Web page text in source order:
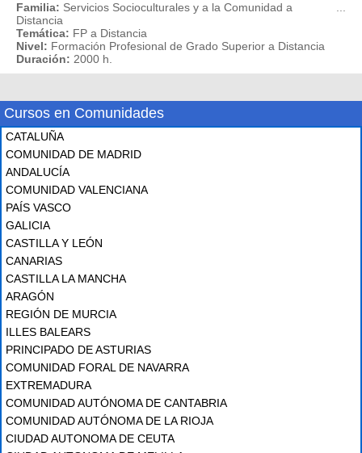
Familia: Servicios Socioculturales y a la Comunidad a
Distancia
Temática: FP a Distancia
Nivel: Formación Profesional de Grado Superior a Distancia
Duración: 2000 h.
Cursos en Comunidades
CATALUÑA
COMUNIDAD DE MADRID
ANDALUCÍA
COMUNIDAD VALENCIANA
PAÍS VASCO
GALICIA
CASTILLA Y LEÓN
CANARIAS
CASTILLA LA MANCHA
ARAGÓN
REGIÓN DE MURCIA
ILLES BALEARS
PRINCIPADO DE ASTURIAS
COMUNIDAD FORAL DE NAVARRA
EXTREMADURA
COMUNIDAD AUTÓNOMA DE CANTABRIA
COMUNIDAD AUTÓNOMA DE LA RIOJA
CIUDAD AUTONOMA DE CEUTA